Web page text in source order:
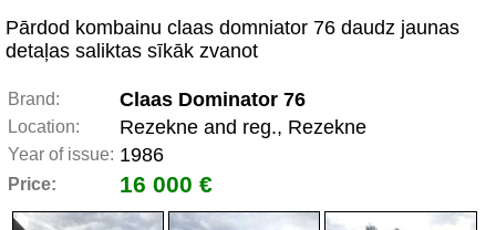
Pārdod kombainu claas domniator 76 daudz jaunas
detaļas saliktas sīkāk zvanot
Brand: Claas Dominator 76
Location: Rezekne and reg., Rezekne
Year of issue: 1986
Price: 16 000 €